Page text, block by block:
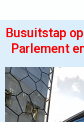
Busuitstap
Parlement